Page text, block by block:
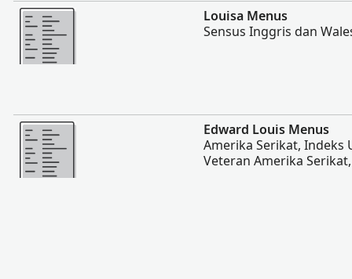
Lebih banyak
Louisa Menus
Sensus Inggris dan
Lebih banyak
Edward Louis Menus
Amerika Serikat, Indeks
Veteran Amerika